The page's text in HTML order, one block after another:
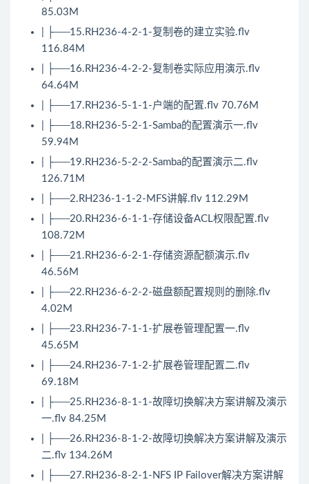
85.03M
| ├──15.RH236-4-2-1-复制卷的建立实验.flv
116.84M
| ├──16.RH236-4-2-2-复制卷实际应用演示.flv
64.64M
| ├──17.RH236-5-1-1-户端的配置.flv 70.76M
| ├──18.RH236-5-2-1-Samba的配置演示一.flv
59.94M
| ├──19.RH236-5-2-2-Samba的配置演示二.flv
126.71M
| ├──2.RH236-1-1-2-MFS讲解.flv 112.29M
| ├──20.RH236-6-1-1-存储设备ACL权限配置.flv
108.72M
| ├──21.RH236-6-2-1-存储资源配额演示.flv
46.56M
| ├──22.RH236-6-2-2-磁盘额配置规则的删除.flv
4.02M
| ├──23.RH236-7-1-1-扩展卷管理配置一.flv
45.65M
| ├──24.RH236-7-1-2-扩展卷管理配置二.flv
69.18M
| ├──25.RH236-8-1-1-故障切换解决方案讲解及演示
一.flv 84.25M
| ├──26.RH236-8-1-2-故障切换解决方案讲解及演示
二.flv 134.26M
| ├──27.RH236-8-2-1-NFS IP Failover解决方案讲解